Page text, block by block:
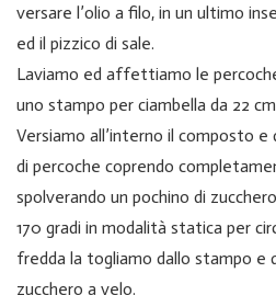
versare l’olio a filo, in un ultimo
ed il pizzico di sale.
Laviamo ed affettiamo le
uno stampo per ciambella da 22
Versiamo all’interno il composto
di percoche coprendo
spolverando un pochino di
170 gradi in modalità statica per
fredda la togliamo dallo stampo e
zucchero a velo.